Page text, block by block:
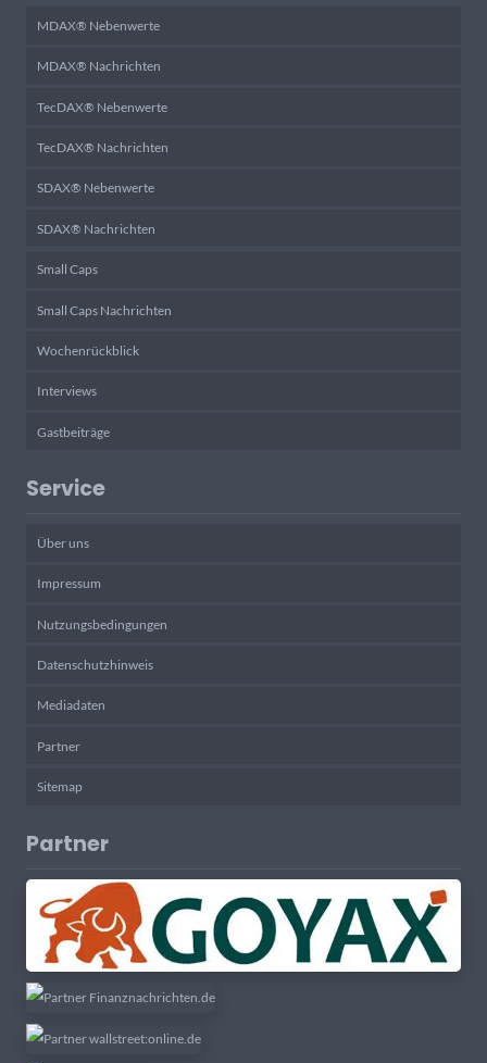
MDAX® Nebenwerte
MDAX® Nachrichten
TecDAX® Nebenwerte
TecDAX® Nachrichten
SDAX® Nebenwerte
SDAX® Nachrichten
Small Caps
Small Caps Nachrichten
Wochenrückblick
Interviews
Gastbeiträge
Service
Über uns
Impressum
Nutzungsbedingungen
Datenschutzhinweis
Mediadaten
Partner
Sitemap
Partner